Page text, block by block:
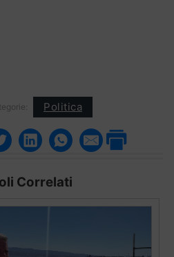
Politica
Correlati